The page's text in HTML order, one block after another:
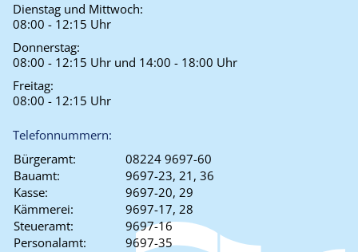
Dienstag und Mittwoch:
08:00 - 12:15 Uhr
Donnerstag:
08:00 - 12:15 Uhr und 14:00 - 18:00 Uhr
Freitag:
08:00 - 12:15 Uhr
Telefonnummern:
Bürgeramt:
08224 9697-60
Bauamt:
9697-23, 21, 36
Kasse:
9697-20, 29
Kämmerei:
9697-17, 28
Steueramt:
9697-16
Personalamt:
9697-35